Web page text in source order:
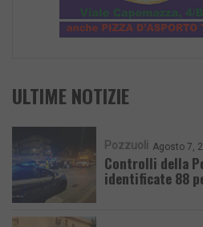
ULTIME NOTIZIE
Pozzuoli Agosto 7,
Controlli della
identificate 88